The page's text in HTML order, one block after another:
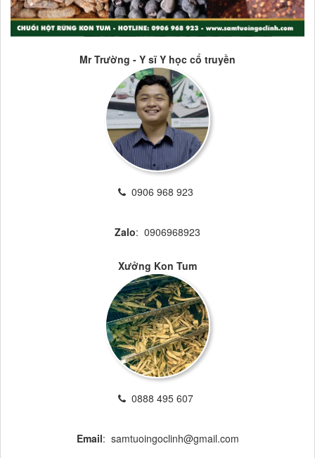
Mr Trường - Y sĩ Y học cổ truyền
0906 968 923
Zalo: 0906968923
Xưởng Kon Tum
0888 495 607
Email: samtuoingoclinh@gmail.com